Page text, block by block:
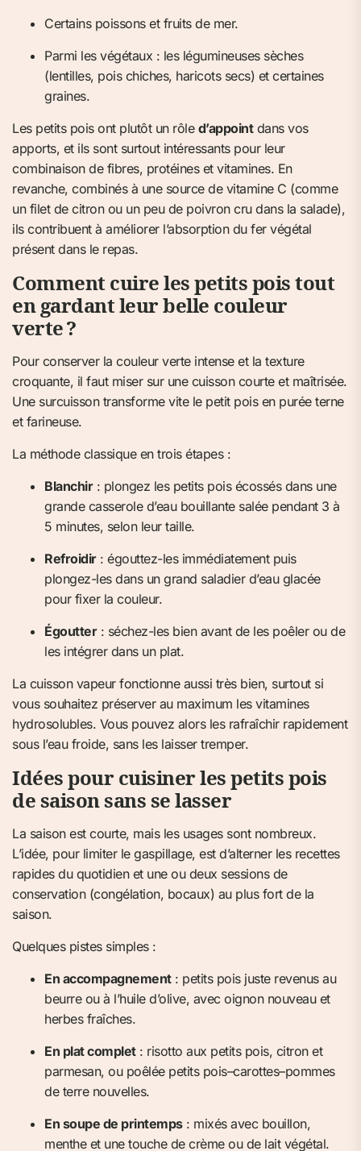
Certains poissons et fruits de mer.
Parmi les végétaux : les légumineuses sèches
(lentilles, pois chiches, haricots secs) et certaines
graines.
Les petits pois ont plutôt un rôle d’appointdans vos
apports, et ils sont surtout intéressants pour leur
combinaison de fibres, protéines et vitamines. En
revanche, combinés à une source de vitamine C (comme
un filet de citron ou un peu de poivron cru dans la salade),
ils contribuent à améliorer l’absorption du fer végétal
présent dans le repas.
Comment cuire les petits pois tout
en gardant leur belle couleur
verte ?
Pour conserver la couleur verte intense et la texture
croquante, il faut miser sur une cuisson courte et maîtrisée.
Une surcuisson transforme vite le petit pois en purée terne
et farineuse.
La méthode classique en trois étapes :
Blanchir: plongez les petits pois écossés dans une
grande casserole d’eau bouillante salée pendant 3 à
5 minutes, selon leur taille.
Refroidir: égouttez-les immédiatement puis
plongez-les dans un grand saladier d’eau glacée
pour fixer la couleur.
Égoutter: séchez-les bien avant de les poêler ou de
les intégrer dans un plat.
La cuisson vapeur fonctionne aussi très bien, surtout si
vous souhaitez préserver au maximum les vitamines
hydrosolubles. Vous pouvez alors les rafraîchir rapidement
sous l’eau froide, sans les laisser tremper.
Idées pour cuisiner les petits pois
de saison sans se lasser
La saison est courte, mais les usages sont nombreux.
L’idée, pour limiter le gaspillage, est d’alterner les recettes
rapides du quotidien et une ou deux sessions de
conservation (congélation, bocaux) au plus fort de la
saison.
Quelques pistes simples :
En accompagnement: petits pois juste revenus au
beurre ou à l’huile d’olive, avec oignon nouveau et
herbes fraîches.
En plat complet: risotto aux petits pois, citron et
parmesan, ou poêlée petits pois–carottes–pommes
de terre nouvelles.
En soupe de printemps: mixés avec bouillon,
menthe et une touche de crème ou de lait végétal.